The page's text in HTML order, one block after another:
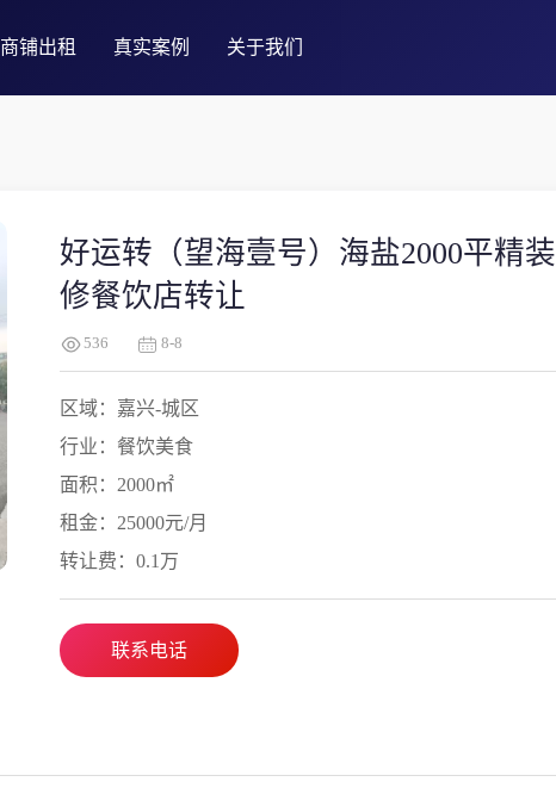
商铺出租 真实案例 关于我们
好运转（望海壹号）海盐2000平精装
修餐饮店转让
536 8-8
区域：嘉兴-城区
行业：餐饮美食
面积：2000㎡
租金：25000元/月
转让费：0.1万
联系电话